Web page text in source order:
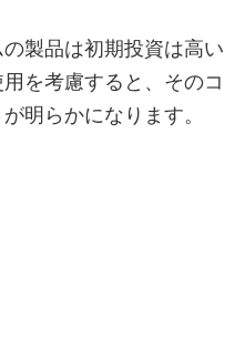
製品は初期投資は高い
を考慮すると、そのコ
明らかになります。